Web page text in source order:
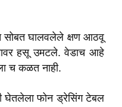
सोबत घालवलेले क्षण आठवू
हसू उमटले. वेडाच आहे
च कळत नाही.
घेतलेला फोन ड्रेसिंग टेबल